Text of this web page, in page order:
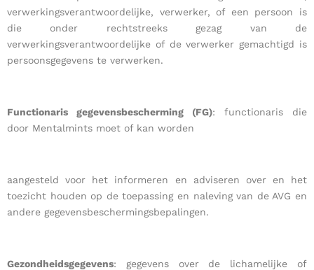
verwerkingsverantwoordelijke, verwerker, of een persoon is
die onder rechtstreeks gezag van de
verwerkingsverantwoordelijke of de verwerker gemachtigd is
persoonsgegevens te verwerken.
Functionaris gegevensbescherming (FG): functionaris die
door Mentalmints moet of kan worden
aangesteld voor het informeren en adviseren over en het
toezicht houden op de toepassing en naleving van de AVG en
andere gegevensbeschermingsbepalingen.
Gezondheidsgegevens: gegevens over de lichamelijke of